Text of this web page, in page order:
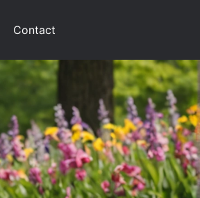
Contact